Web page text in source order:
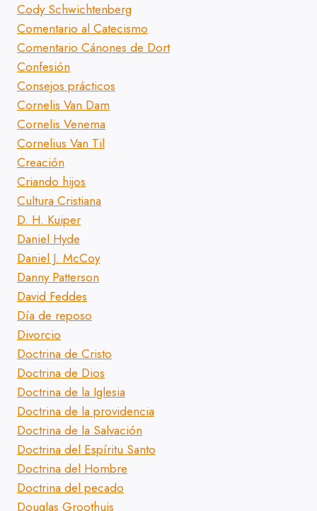
Cody Schwichtenberg
Comentario al Catecismo
Comentario Cánones de Dort
Confesión
Consejos prácticos
Cornelis Van Dam
Cornelis Venema
Cornelius Van Til
Creación
Criando hijos
Cultura Cristiana
D. H. Kuiper
Daniel Hyde
Daniel J. McCoy
Danny Patterson
David Feddes
Día de reposo
Divorcio
Doctrina de Cristo
Doctrina de Dios
Doctrina de la Iglesia
Doctrina de la providencia
Doctrina de la Salvación
Doctrina del Espíritu Santo
Doctrina del Hombre
Doctrina del pecado
Douglas Groothuis